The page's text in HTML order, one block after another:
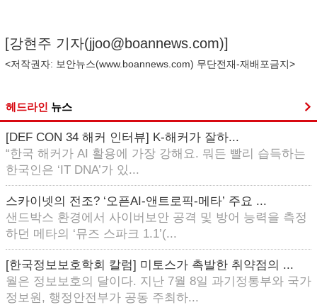
[강현주 기자(jjoo@boannews.com)]
<저작권자: 보안뉴스(www.boannews.com) 무단전재-재배포금지>
헤드라인 뉴스
[DEF CON 34 해커 인터뷰] K-해커가 잘하...
“한국 해커가 AI 활용에 가장 강해요. 뭐든 빨리 습득하는
한국인은 ‘IT DNA’가 있...
스카이넷의 전조? ‘오픈AI-앤트로픽-메타’ 주요 ...
샌드박스 환경에서 사이버보안 공격 및 방어 능력을 측정
하던 메타의 ‘뮤즈 스파크 1.1’(...
[한국정보보호학회 칼럼] 미토스가 촉발한 취약점의 ...
월은 정보보호의 달이다. 지난 7월 8일 과기정통부와 국가
정보원, 행정안전부가 공동 주최하...